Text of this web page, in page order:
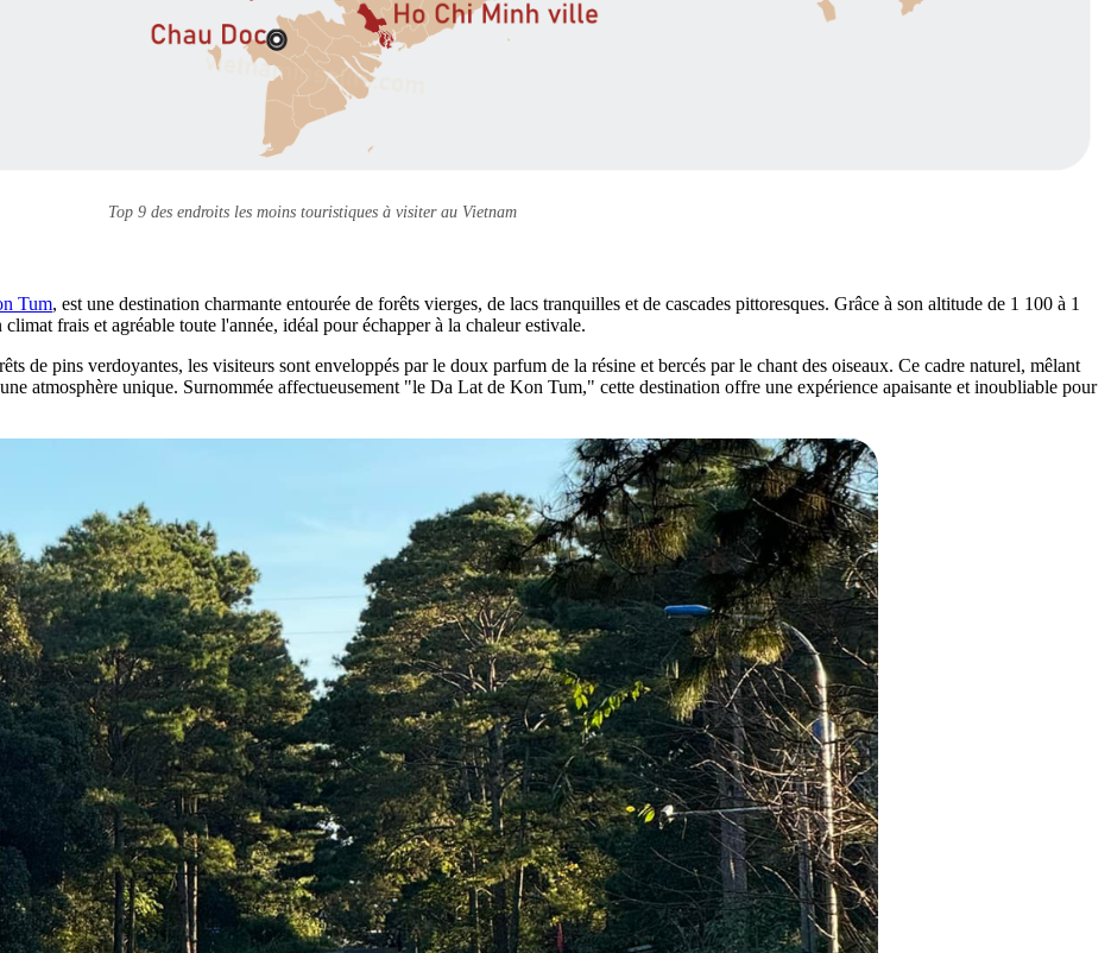
Top 9 des endroits les moins touristiques à visiter au Vietnam
Tum, est une destination charmante entourée de forêts vierges, de lacs tranquilles et de cascades pittoresques. Grâce à son altitude de 1 100 à 1
frais et agréable toute l'année, idéal pour échapper à la chaleur estivale.
de pins verdoyantes, les visiteurs sont enveloppés par le doux parfum de la résine et bercés par le chant des oiseaux. Ce cadre naturel, mêlant
atmosphère unique. Surnommée affectueusement "le Da Lat de Kon Tum," cette destination offre une expérience apaisante et inoubliable pour